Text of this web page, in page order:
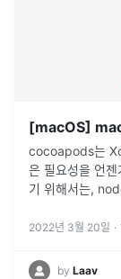
[macOS]
cocoapods는
은 필요성을 언
기 위해서는,
2022년 3월 20일 ·
by Laav